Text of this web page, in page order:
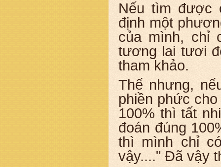
Nếu tìm được
định một
của mình, chỉ
tương lai tươi
tham khảo.
Thế nhưng,
phiền phức
100% thì tất
đoán đúng
thì mình chỉ
vậy...." Đã vậy